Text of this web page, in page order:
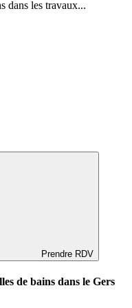
dans les travaux...
Prendre RDV
de bains dans le Gers